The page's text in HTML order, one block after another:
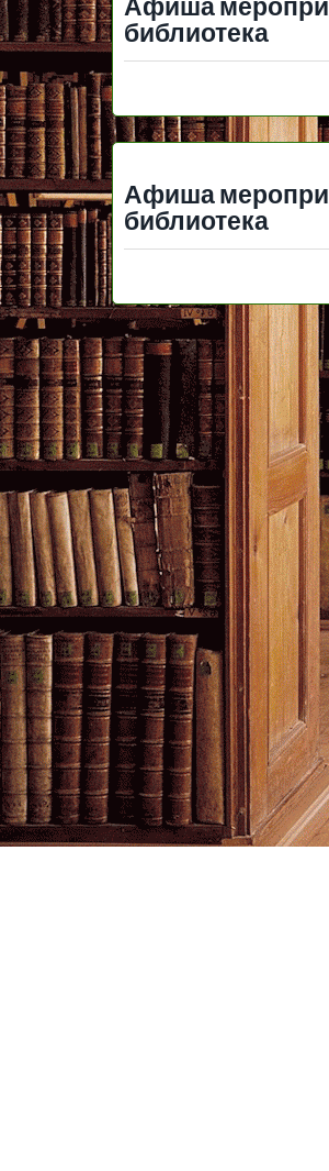
Афиша
библиотека
Афиша
библиотека